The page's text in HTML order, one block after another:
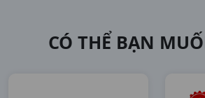
CÓ THỂ BẠN